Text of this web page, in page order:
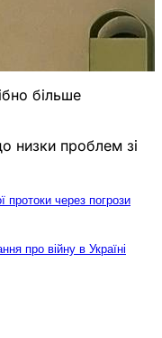
більше
низки проблем зі
протоки через погрози
про війну в Україні